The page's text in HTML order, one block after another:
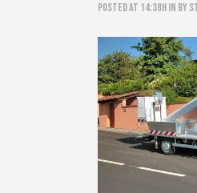
Posted at 14:38hin by